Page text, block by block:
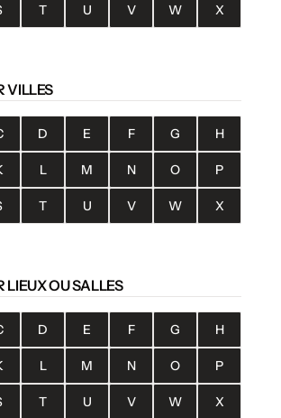
T U V W X
VILLES
D E F G H
L M N O P
T U V W X
LIEUX OU SALLES
D E F G H
L M N O P
T U V W X